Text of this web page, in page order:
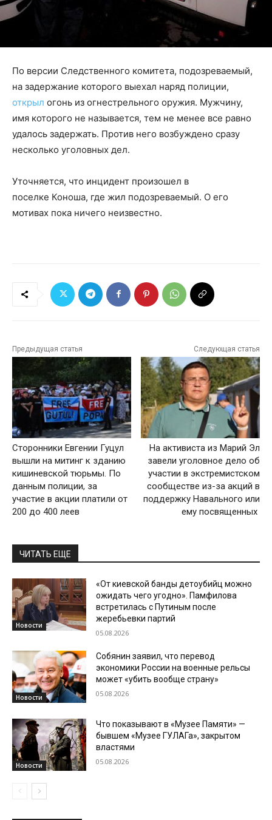
По версии Следственного комитета, подозреваемый,
на задержание которого выехал наряд полиции,
открыл огонь из огнестрельного оружия. Мужчину,
имя которого не называется, тем не менее все равно
удалось задержать. Против него возбуждено сразу
несколько уголовных дел.
Уточняется, что инцидент произошел в
поселке Коноша, где жил подозреваемый. О его
мотивах пока ничего неизвестно.
Предыдущая статья
Сторонники Евгении Гуцул
вышли на митинг к зданию
кишиневской тюрьмы. По
данным полиции, за
участие в акции платили от
200 до 400 леев
Следующая статья
На активиста из Марий Эл
завели уголовное дело об
участии в экстремистском
сообществе из-за акций в
поддержку Навального или
ему посвященных
ЧИТАТЬ ЕЩЕ
Новости
«От киевской банды детоубийц можно
ожидать чего угодно». Памфилова
встретилась с Путиным после
жеребьевки партий
05.08.2026
Новости
Собянин заявил, что перевод
экономики России на военные рельсы
может «убить вообще страну»
05.08.2026
Новости
Что показывают в «Музее Памяти» —
бывшем «Музее ГУЛАГа», закрытом
властями
05.08.2026